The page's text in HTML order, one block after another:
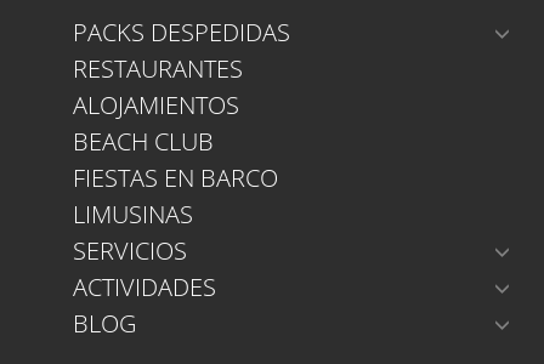
PACKS DESPEDIDAS
RESTAURANTES
ALOJAMIENTOS
BEACH CLUB
FIESTAS EN BARCO
LIMUSINAS
SERVICIOS
ACTIVIDADES
BLOG